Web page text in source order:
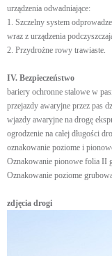
urządzenia odwadniające:
1. Szczelny system
wraz z urządzenia
2. Przydrożne rowy trawiaste.
IV. Bezpieczeństwo
bariery ochronne stalowe w
przejazdy awaryjne przez pas
wjazdy awaryjne na drogę
ogrodzenie na całej długości
oznakowanie poziome i
Oznakowanie pionowe folia II
Oznakowanie poziome
zdjęcia drogi